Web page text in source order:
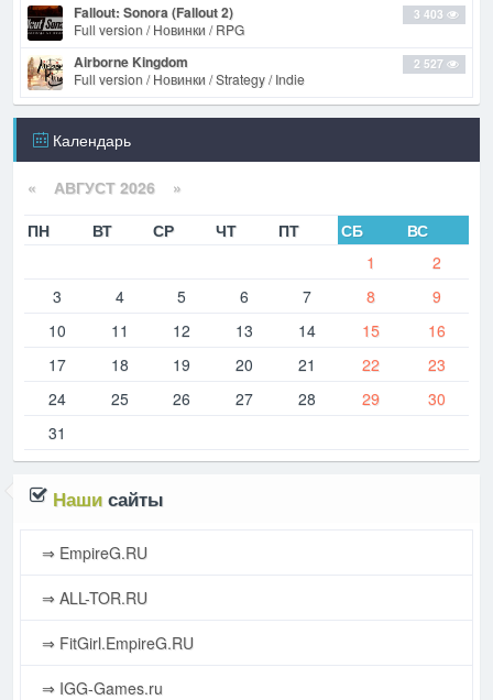
3 403
Fallout: Sonora (Fallout 2)
Full version / Новинки / RPG
2 527
Airborne Kingdom
Full version / Новинки / Strategy / Indie
Календарь
« АВГУСТ 2026 »
ПН
ВТ СР ЧТ ПТ СБ
ВС
1
2
3
4 5 6 7 8
9
10
11 12 13 14 15
16
17
18 19 20 21 22
23
24
25 26 27 28 29
30
31
Наши сайты
⇒ EmpireG.RU
⇒ ALL-TOR.RU
⇒ FitGirl.EmpireG.RU
⇒ IGG-Games.ru